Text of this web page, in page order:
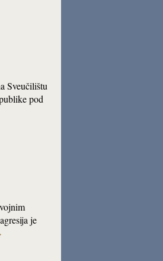
Sveučilištu
pod
je